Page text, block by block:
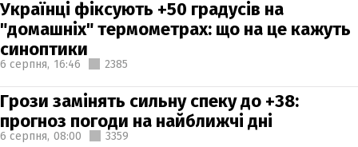
Українці фіксують +50 градусів на
"домашніх" термометрах: що на це кажуть
синоптики
6 серпня, 16:46 2385
Грози замінять сильну спеку до +38:
прогноз погоди на найближчі дні
6 серпня, 08:00 3359